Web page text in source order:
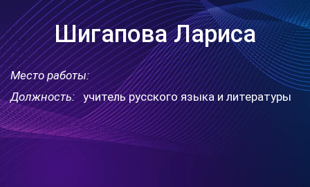
Шигапова Лариса
Место работы:
Должность: учитель русского языка и литературы